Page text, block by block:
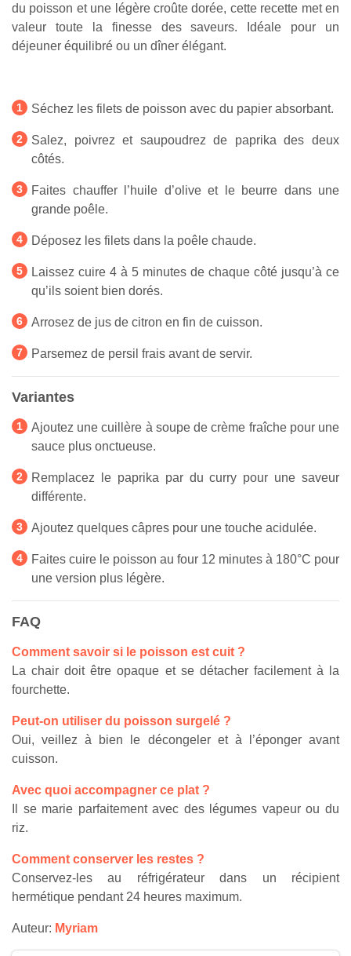
du poisson et une légère croûte dorée, cette recette met en
valeur toute la finesse des saveurs. Idéale pour un
déjeuner équilibré ou un dîner élégant.
Séchez les filets de poisson avec du papier absorbant.
Salez, poivrez et saupoudrez de paprika des deux
côtés.
Faites chauffer l’huile d’olive et le beurre dans une
grande poêle.
Déposez les filets dans la poêle chaude.
Laissez cuire 4 à 5 minutes de chaque côté jusqu’à ce
qu’ils soient bien dorés.
Arrosez de jus de citron en fin de cuisson.
Parsemez de persil frais avant de servir.
Variantes
Ajoutez une cuillère à soupe de crème fraîche pour une
sauce plus onctueuse.
Remplacez le paprika par du curry pour une saveur
différente.
Ajoutez quelques câpres pour une touche acidulée.
Faites cuire le poisson au four 12 minutes à 180°C pour
une version plus légère.
FAQ
Comment savoir si le poisson est cuit ?
La chair doit être opaque et se détacher facilement à la
fourchette.
Peut-on utiliser du poisson surgelé ?
Oui, veillez à bien le décongeler et à l’éponger avant
cuisson.
Avec quoi accompagner ce plat ?
Il se marie parfaitement avec des légumes vapeur ou du
riz.
Comment conserver les restes ?
Conservez-les au réfrigérateur dans un récipient
hermétique pendant 24 heures maximum.
Auteur: Myriam